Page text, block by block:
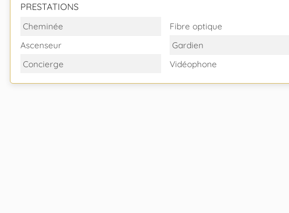
PRESTATIONS
Cheminée
Ascenseur
Concierge
Fibre optique
Gardien
Vidéophone